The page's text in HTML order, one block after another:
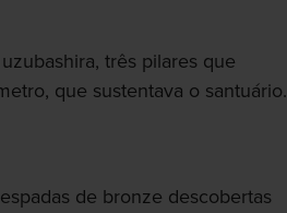
três pilares que
que sustentava o santuário.
de bronze descobertas